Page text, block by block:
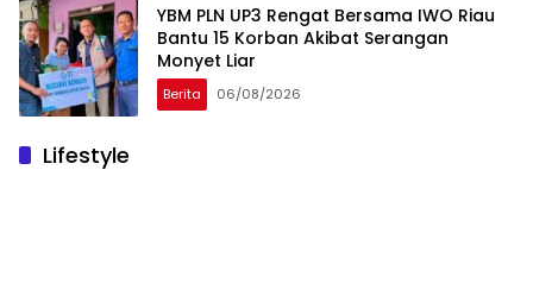
YBM PLN UP3 Rengat Bersama IWO Riau
Bantu 15 Korban Akibat Serangan
Monyet Liar
Berita 06/08/2026
Lifestyle